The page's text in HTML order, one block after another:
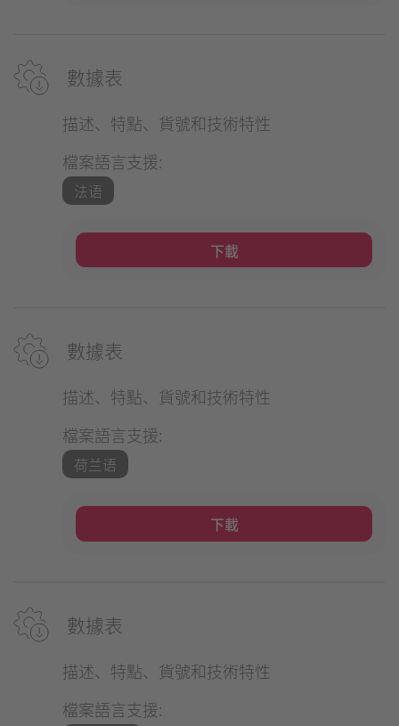
數據表
描述、特點、貨號和技術特性
檔案語言支援:
法语
下載
數據表
描述、特點、貨號和技術特性
檔案語言支援:
荷兰语
下載
數據表
描述、特點、貨號和技術特性
檔案語言支援: